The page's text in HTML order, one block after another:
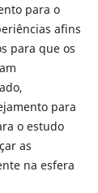
para o
afins
para que os
para
o estudo
as
na esfera